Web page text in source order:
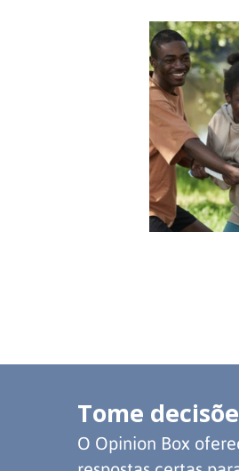
Tome
O Opinion Box